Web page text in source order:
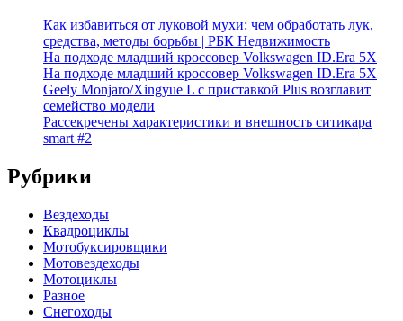
Как избавиться от луковой мухи: чем обработать лук,
средства, методы борьбы | РБК Недвижимость
На подходе младший кроссовер Volkswagen ID.Era 5X
На подходе младший кроссовер Volkswagen ID.Era 5X
Geely Monjaro/Xingyue L с приставкой Plus возглавит
семейство модели
Рассекречены характеристики и внешность ситикара
smart #2
Рубрики
Вездеходы
Квадроциклы
Мотобуксировщики
Мотовездеходы
Мотоциклы
Разное
Снегоходы